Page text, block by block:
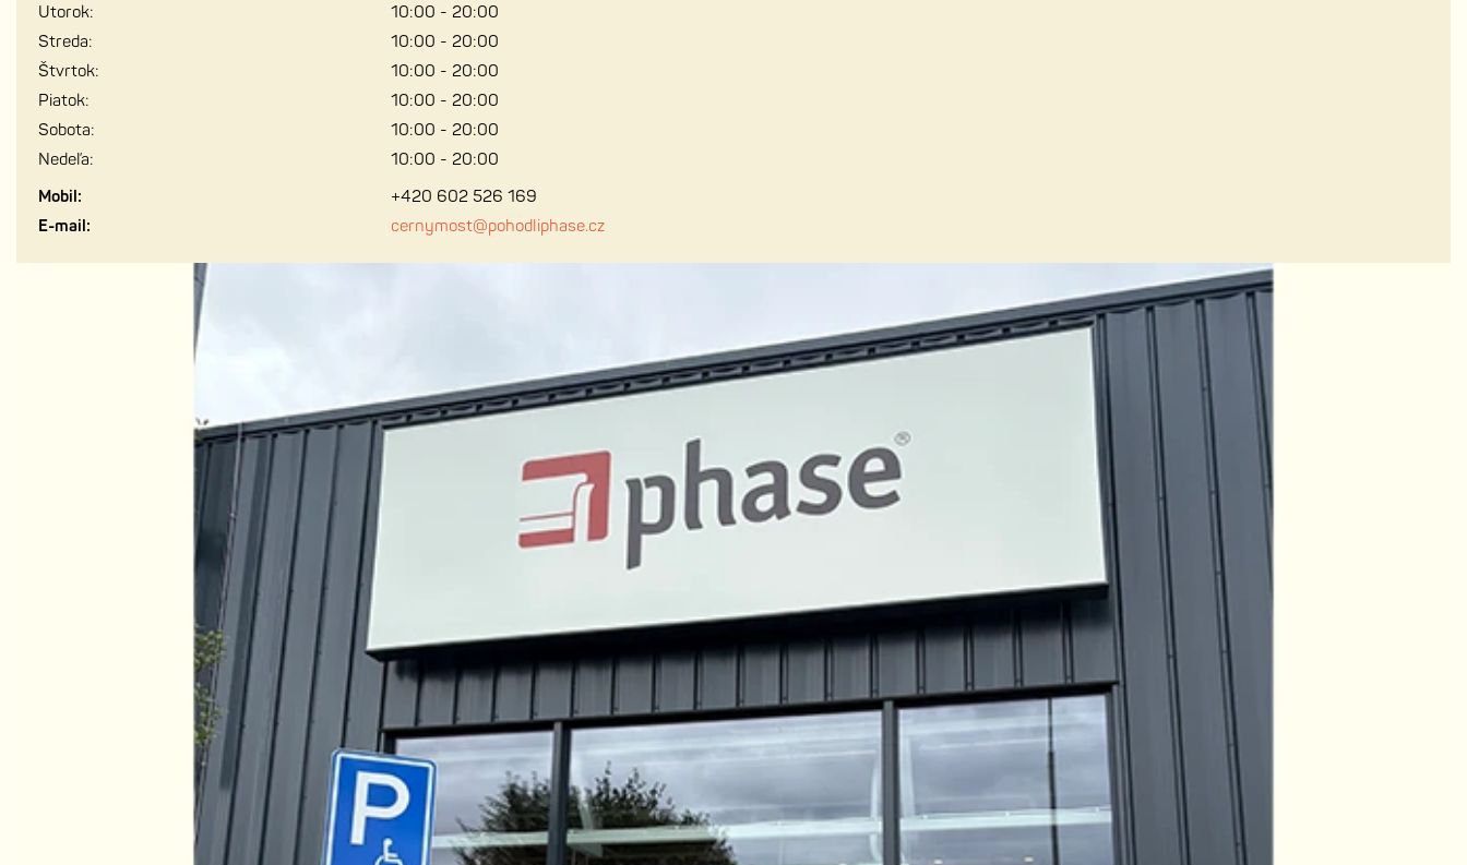
Utorok:
10:00 - 20:00
Streda:
10:00 - 20:00
Štvrtok:
10:00 - 20:00
Piatok:
10:00 - 20:00
Sobota:
10:00 - 20:00
Nedeľa:
10:00 - 20:00
Mobil:
+420 602 526 169
E-mail:
cernymost@pohodliphase.cz